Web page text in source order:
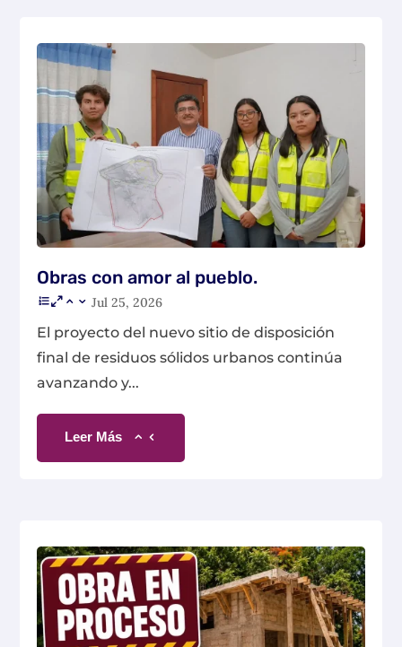
Obras con amor al pueblo.
Jul 25, 2026
El proyecto del nuevo sitio de disposición
final de residuos sólidos urbanos continúa
avanzando y...
Leer Más